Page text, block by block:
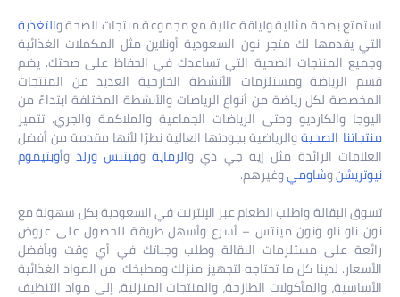
استمتع بصحة مثالية ولياقة عالية مع مجموعة منتجات الصحة والتغذية
التي يقدمها لك متجر نون السعودية أونلاين مثل المكملات الغذائية
وجميع المنتجات الصحية التي تساعدك في الحفاظ على صحتك. يضم
قسم الرياضة ومستلزمات الأنشطة الخارجية العديد من المنتجات
المخصصة لكل رياضة من أنواع الرياضات والأنشطة المختلفة ابتداءً من
اليوجا والكارديو وحتى الرياضات الجماعية والملاكمة والجري. تتميز
منتجاتنا الصحيةوالرياضية بجودتها العالية نظرًا لأنها مقدمة من أفضل
العلامات الرائدة مثل إيه جي دي والرماية وفيتنس ورلد وأوبتيموم
نيوتريشنوشاوميوغيرهم.
تسوق البقالة واطلب الطعام عبر الإنترنت في السعودية بكل سهولة مع
نون ناو ناو ونون مينتس – أسرع وأسهل طريقة للحصول على عروض
رائعة على مستلزمات البقالة وطلب وجباتك في أي وقت وبأفضل
الأسعار. لدينا كل ما تحتاجه لتجهيز منزلك ومطبخك. من المواد الغذائية
الأساسية، والمأكولات الطازجة، والمنتجات المنزلية، إلى مواد التنظيف